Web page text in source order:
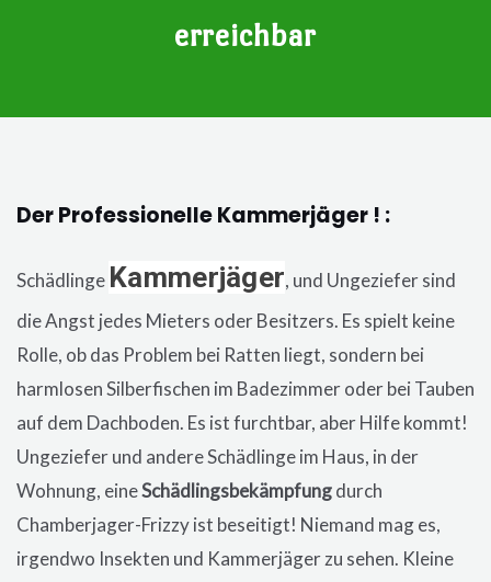
erreichbar
Der Professionelle Kammerjäger ! :
Schädlinge Kammerjäger, und Ungeziefer sind
die Angst jedes Mieters oder Besitzers. Es spielt keine
Rolle, ob das Problem bei Ratten liegt, sondern bei
harmlosen Silberfischen im Badezimmer oder bei Tauben
auf dem Dachboden. Es ist furchtbar, aber Hilfe kommt!
Ungeziefer und andere Schädlinge im Haus, in der
Wohnung, eineSchädlingsbekämpfungdurch
Chamberjager-Frizzy ist beseitigt! Niemand mag es,
irgendwo Insekten und Kammerjäger zu sehen. Kleine